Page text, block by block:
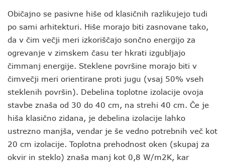
Običajno se pasivne hiše od klasičnih razlikujejo tudi
po sami arhitekturi. Hiše morajo biti zasnovane tako,
da v čim večji meri izkoriščajo sončno energijo za
ogrevanje v zimskem času ter hkrati izgubljajo
čimmanj energije. Steklene površine morajo biti v
čimvečji meri orientirane proti jugu (vsaj 50% vseh
steklenih površin). Debelina toplotne izolacije ovoja
stavbe znaša od 30 do 40 cm, na strehi 40 cm. Če je
hiša klasično zidana, je debelina izolacije lahko
ustrezno manjša, vendar je še vedno potrebnih več kot
20 cm izolacije. Toplotna prehodnost oken (skupaj za
okvir in steklo) znaša manj kot 0,8 W/m2K, kar